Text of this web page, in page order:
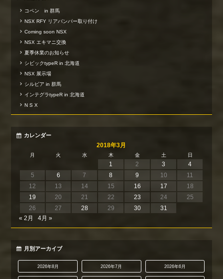
コペン in 群馬
NSX RFY リアバンパー取り付け
Coming soon NSX
NSX エキマニ交換
夏季休業のお知らせ
シビックtypeR in 北海道
NSX 展示場
シルビア in 群馬
インテグラtypeR in 北海道
N S X
カレンダー
2018年3月
月 火 水 木 金 土 日
1 2 3
4
5
6 7 8 9 10
11
12
13 14 15 16 17
18
19
20 21 22 23 24
25
26
27 28 29 30
31
« 2月
4月 »
月別アーカイブ
2026年8月 2026年7月 2026年6月